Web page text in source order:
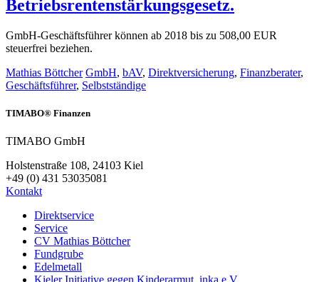
Betriebsrentenstärkungsgesetz.
GmbH-Geschäftsführer können ab 2018 bis zu 508,00 EUR
steuerfrei beziehen.
Mathias Böttcher GmbH, bAV, Direktversicherung, Finanzberater,
Geschäftsführer, Selbstständige
TIMABO® Finanzen
TIMABO GmbH
Holstenstraße 108, 24103 Kiel
+49 (0) 431 53035081
Kontakt
Direktservice
Service
CV Mathias Böttcher
Fundgrube
Edelmetall
Kieler Initiative gegen Kinderarmut, inka e.V.